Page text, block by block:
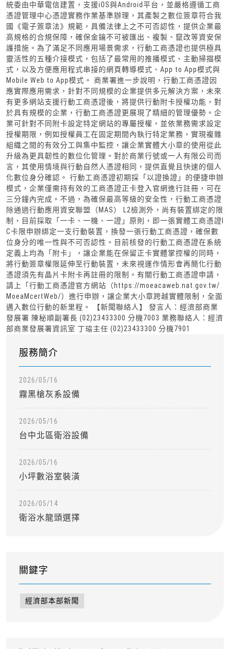
服務簡介
2026/05/16
霧黑槍灰系設備
2026/05/16
台中北區衛浴設備
2026/05/16
小坪數浴室裝潢
2026/05/14
衛浴水龍頭選擇
關鍵字
經濟部本部新聞
統委由中華電信建置，支援iOS與Android平台，並嚴格遵循工商
憑證管理中心憑證實務作業基準辦理，其產製之數位簽章符合我
國《電子簽章法》規範，具備法律上之不可否認性，提供企業最
高規格的合規保障，確保金鑰不可被匯出、複製、竄改等資安保
護措施。為了滿足不同應用場景需求，行動工商憑證也提供極具
靈活性的五種介接模式，包括了最常用的推播模式、主動掃描模
式，以及方便應用程式串接的網頁轉導模式、App to App模式與
Mobile Web to App模式。 商業署進一步說明，行動工商憑證因
應實際應用需求，針對不同規模的企業提供多元解決方案，未來
有更多網站支援行動工商憑證後，將提供行動附卡授權功能，對
於具有規模的企業，行動工商憑證更展現了精細的管理優勢。企
業可針對不同附卡設定特定網站的專屬授權，並依業務需求設定
授權期限，例如授權員工在固定期間內執行特定業務，實現複雜
組織之間的有效分工與集中監控，讓企業實體大小章的使用從此
升級為更具韌性的數位化管理。對於商業行號或一人有限公司而
言，其使用情境與行動自然人憑證相同，提供直覺且快速的個人
化數位身分確認。 行動工商憑證初期採「以證換證」的便捷申辦
模式，企業僅需持有效的工商憑證正卡登入官網進行註冊，可在
三分鐘內完成。不過，為確保最高等級的安全性，行動工商憑證
除通過行動應用資安聯盟（MAS） L2檢測外，尚有裝置綁定的限
制，目前採取「一卡、一機、一證」原則，即一張實體工商憑證I
C卡限申辦綁定一支行動裝置，換發一張行動工商憑證，確保數
位身分的唯一性與不可否認性。目前核發的行動工商憑證在系統
定義上均為「附卡」，讓企業能在保留正卡實體掌控權的同時，
將行動簽章權限延伸至行動裝置，未來視運作情形會再簡化行動
憑證須先有晶片卡附卡再註冊的限制。有關行動工商憑證申請，
請上「行動工商憑證官方網站（https://moeacaweb.nat.gov.tw/
MoeaMcertWeb/）進行申辦，讓企業大小章跨越實體限制，全面
邁入數位行動的新里程。 【新聞聯絡人】 發言人：經濟部商業
發展署 陳秘順副署長 (02)23433300 分機7003 業務聯絡人：經濟
部商業發展署資訊室 丁珕主任 (02)23433300 分機7901